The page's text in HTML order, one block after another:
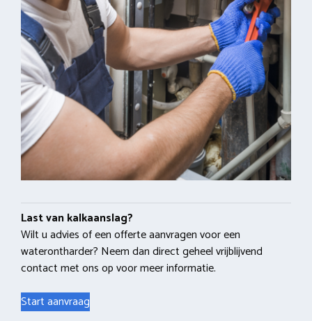
Last van kalkaanslag?
Wilt u advies of een offerte aanvragen voor een
waterontharder? Neem dan direct geheel vrijblijvend
contact met ons op voor meer informatie.
Start aanvraag